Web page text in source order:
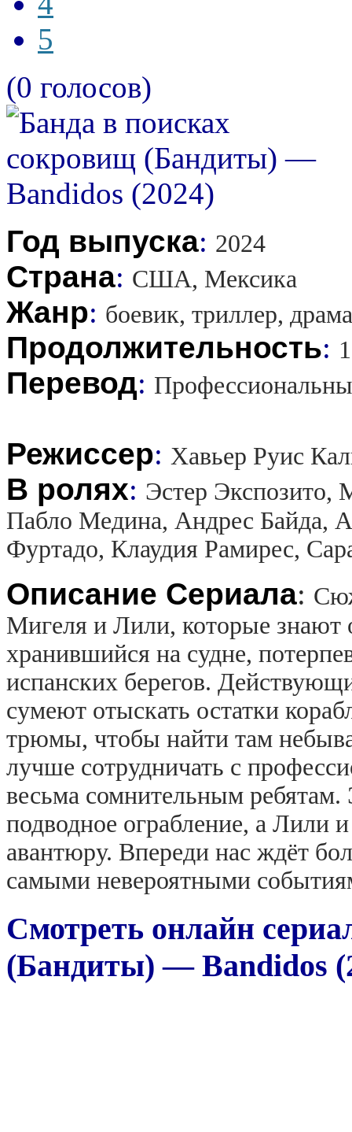
5
(0 голосов)
Год выпуска: 2024
Страна: США, Мексика
Жанр: боевик, триллер,
Продолжительность:
Перевод:
Режиссер: Хавьер Руис
В ролях: Эстер Экспозито,
Пабло Медина, Андрес Байда,
Фуртадо, Клаудия Рамирес,
Описание Сериала:
Мигеля и Лили, которые знают
хранившийся на судне,
испанских берегов.
сумеют отыскать остатки
трюмы, чтобы найти там
лучше сотрудничать с
весьма сомнительным
подводное ограбление, а Лили
авантюру. Впереди нас ждёт
самыми невероятными
Смотреть онлайн
(Бандиты) — Bandidos